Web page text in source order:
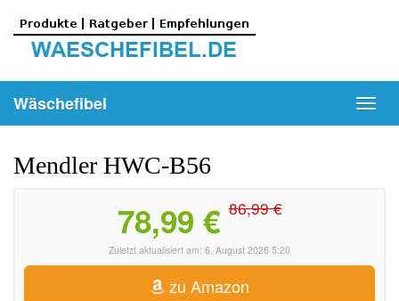
content
Wäschefibel
Mendler HWC-B56
78,99 €86,99 €
Zuletzt aktualisiert am: 6. August 2026 5:20
zu Amazon